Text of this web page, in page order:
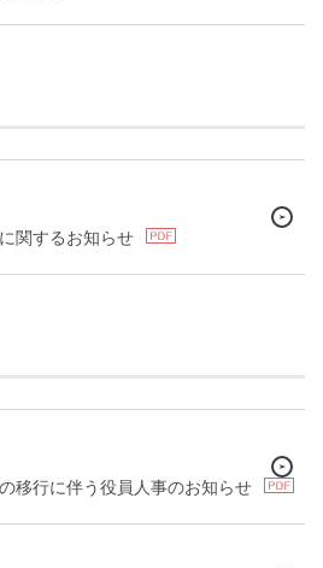
関するお知らせ
移行に伴う役員人事のお知らせ